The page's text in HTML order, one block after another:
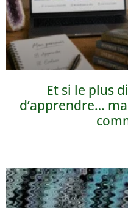
Et si le plus
d’apprendre…